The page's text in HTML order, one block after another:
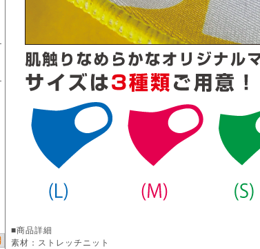
■商品詳細
素材：ストレッチニット